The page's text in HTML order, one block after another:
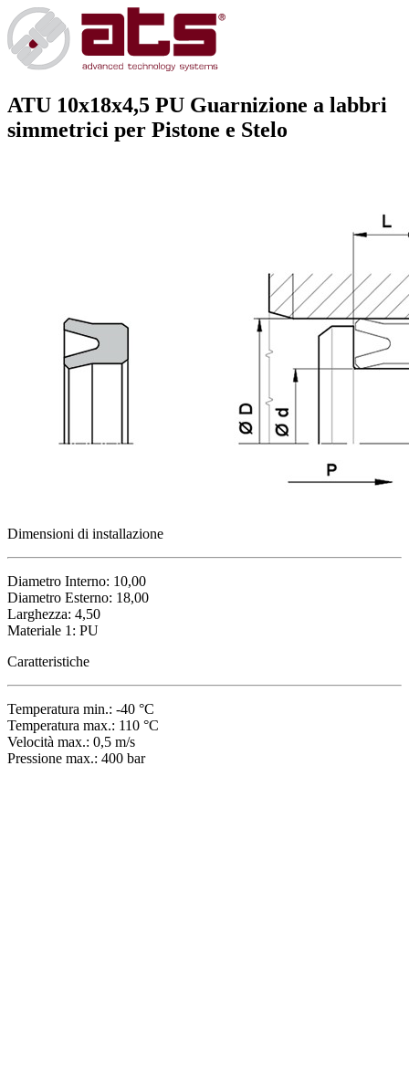
ATU 10x18x4,5 PU Guarnizione a labbri
simmetrici per Pistone e Stelo
Dimensioni di installazione
Diametro Interno: 10,00
Diametro Esterno: 18,00
Larghezza: 4,50
Materiale 1: PU
Caratteristiche
Temperatura min.: -40 °C
Temperatura max.: 110 °C
Velocità max.: 0,5 m/s
Pressione max.: 400 bar